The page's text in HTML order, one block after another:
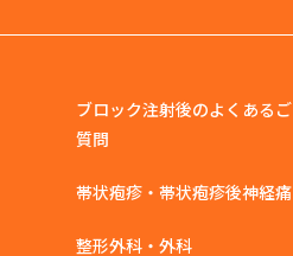
ブロック注射後のよくあるご
質問
帯状疱疹・帯状疱疹後神経痛
整形外科・外科